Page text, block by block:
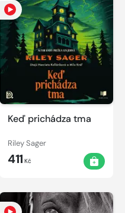
Keď prichádza tma
Riley Sager
411 Kč